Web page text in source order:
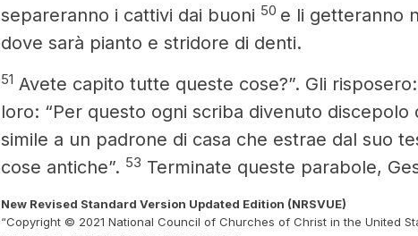
separeranno i cattivi dai buoni 50 e li getteranno
dove sarà pianto e stridore di denti.
51 Avete capito tutte queste cose?”. Gli risposero:
loro: “Per questo ogni scriba divenuto discepolo
simile a un padrone di casa che estrae dal suo
cose antiche”. 53 Terminate queste parabole,
New Revised Standard Version Updated Edition (NRSVUE)
“Copyright © 2021 National Council of Churches of Christ in the United